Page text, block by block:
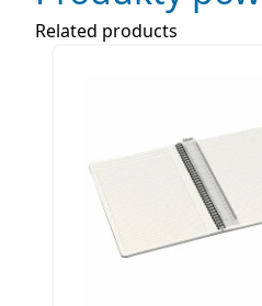
Related products